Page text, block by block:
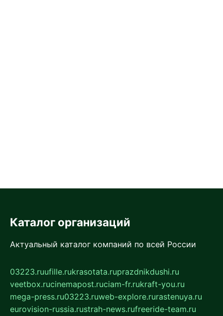
Каталог организаций
Актуальный каталог компаний по всей России
03223.ruufille.rukrasotata.ruprazdnikdushi.ru
veetbox.rucinemapost.ruciam-fr.rukraft-you.ru
mega-press.ru03223.ruweb-explore.rurastenuya.ru
eurovision-russia.rustrah-news.rufreeride-team.ru